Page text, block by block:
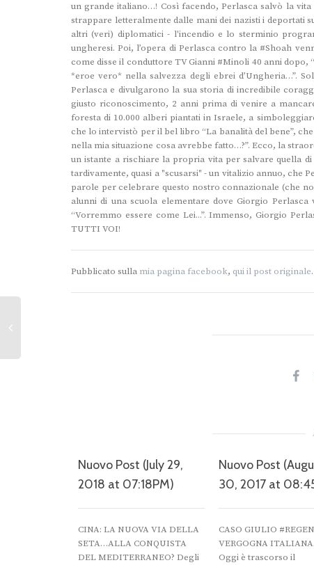
un grande italiano…! Così facendo, Perlasca salvò la
strappare letteralmente dalle mani dei nazisti i deportati
altri (veri) diplomatici - l'incendio e lo sterminio
ungheresi. Poi, l’opera di Perlasca contro la #Shoah
come disse il conduttore TV Gianni #Minoli 40 anni
*eroe vero* nella salvezza degli ebrei d’Ungheria…”.
Perlasca e divulgarono la sua storia di incredibile
giusto riconoscimento, 2 anni prima di venire a
foresta di 10.000 alberi piantati in Israele, a
che lo intervistò per il bel libro “La banalità del bene”,
nella mia situazione cosa avrebbe fatto…?”. Ecco, la
un istante a rischiare la propria vita per salvare quella
tardivamente, quasi a "scusarsi" - un vitalizio annuo, che
parole per celebrare questo nostro connazionale (che
alunni di una scuola elementare dove Giorgio
“Vorremmo essere come Lei...”. Immenso, Giorgio
TUTTI VOI!
Pubblicato sulla mia pagina facebook, qui il post originale.
Nuovo Post (July 29,
2018 at 07:18PM)
CINA: LA NUOVA VIA DELLA
SETA…ALLA CONQUISTA
DEL MEDITERRANEO? Degli
Nuovo Post
30, 2017 at
CASO GIULIO
VERGOGNA
Oggi è trascorso il